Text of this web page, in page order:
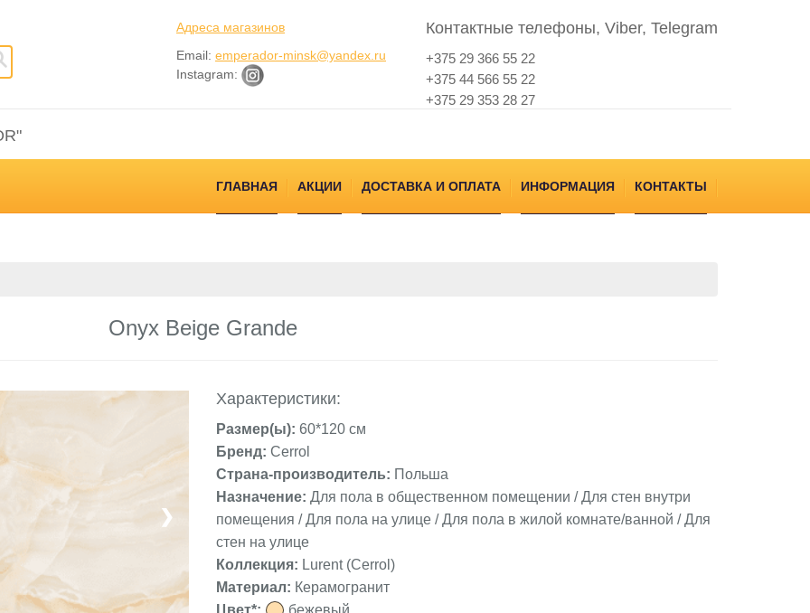
Адреса магазинов
Email: emperador-minsk@yandex.ru
Instagram:
Контактные телефоны, Viber, Telegram
+375 29 366 55 22
+375 44 566 55 22
+375 29 353 28 27
ГЛАВНАЯ АКЦИИ ДОСТАВКА И ОПЛАТА ИНФОРМАЦИЯ КОНТАКТЫ
Onyx Beige Grande
❯
Характеристики:
Размер(ы): 60*120 см
Бренд: Cerrol
Страна-производитель: Польша
Назначение: Для пола в общественном помещении / Для стен внутри
помещения / Для пола на улице / Для пола в жилой комнате/ванной / Для
стен на улице
Коллекция: Lurent (Cerrol)
Материал: Керамогранит
Цвет*:
бежевый